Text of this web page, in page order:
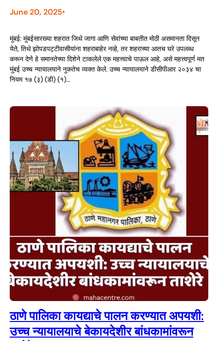
June 20, 2025•
मुंबई: मुंबईसारख्या शहरात जिथे जागा आणि सेवांच्या बाबतीत मोठी असमानता दिसून
येते, तिथे झोपडपट्टीवासीयांना शहराबाहेर नव्हे, तर शहराच्या आतच घरे उपलब्ध
करून देणे हे समानतेच्या दिशेने टाकलेले एक महत्त्वाचे पाऊल आहे, असे महत्त्वपूर्ण मत
मुंबई उच्च न्यायालयाने नुकतेच व्यक्त केले. उच्च न्यायालयाने डीसीपीआर २०३४ चा
नियम १७ (३) (डी) (१)…
ठाणे पालिका कायद्याचे पालन करण्यात अपयशी:
उच्च न्यायालयाचे बेकायदेशीर बांधकामांवरून